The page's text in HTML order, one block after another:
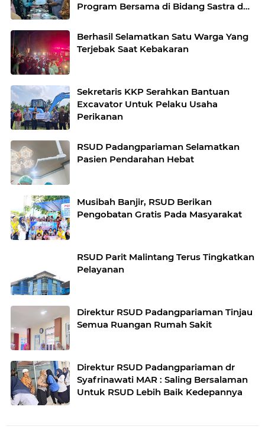
Program Bersama di Bidang Sastra dan
Berhasil Selamatkan Satu Warga Yang
Terjebak Saat Kebakaran
Sekretaris KKP Serahkan Bantuan
Excavator Untuk Pelaku Usaha
Perikanan
RSUD Padangpariaman Selamatkan
Pasien Pendarahan Hebat
Musibah Banjir, RSUD Berikan
Pengobatan Gratis Pada Masyarakat
RSUD Parit Malintang Terus Tingkatkan
Pelayanan
Direktur RSUD Padangpariaman Tinjau
Semua Ruangan Rumah Sakit
Direktur RSUD Padangpariaman dr
Syafrinawati MAR : Saling Bersalaman
Untuk RSUD Lebih Baik Kedepannya